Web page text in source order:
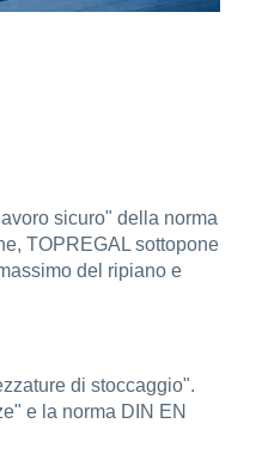
sicuro" della norma
TOPREGAL sottopone
del ripiano e
di stoccaggio".
e la norma DIN EN